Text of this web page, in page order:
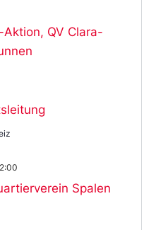
QV Clara-
Spalen